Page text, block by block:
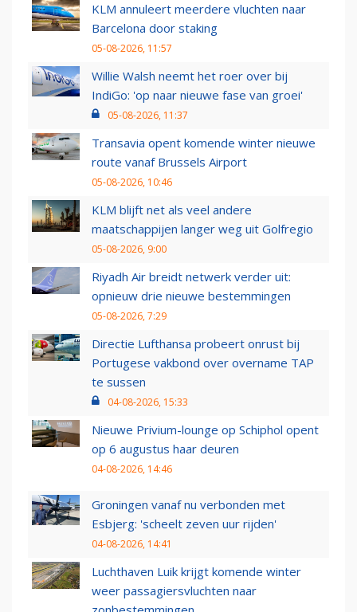
KLM annuleert meerdere vluchten naar
Barcelona door staking
05-08-2026, 11:57
Willie Walsh neemt het roer over bij
IndiGo: 'op naar nieuwe fase van groei'
05-08-2026, 11:37
Transavia opent komende winter nieuwe
route vanaf Brussels Airport
05-08-2026, 10:46
KLM blijft net als veel andere
maatschappijen langer weg uit Golfregio
05-08-2026, 9:00
Riyadh Air breidt netwerk verder uit:
opnieuw drie nieuwe bestemmingen
05-08-2026, 7:29
Directie Lufthansa probeert onrust bij
Portugese vakbond over overname TAP
te sussen
04-08-2026, 15:33
Nieuwe Privium-lounge op Schiphol opent
op 6 augustus haar deuren
04-08-2026, 14:46
Groningen vanaf nu verbonden met
Esbjerg: 'scheelt zeven uur rijden'
04-08-2026, 14:41
Luchthaven Luik krijgt komende winter
weer passagiersvluchten naar